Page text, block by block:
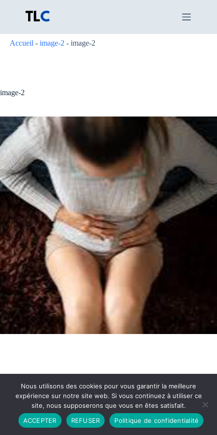
Accueil - image-2 - image-2
image-2
Partenariat Contact
Politique de Confidentialité
CGU
Copyright © 2026 - Propulsé par DIEUDUDIABLE
Nous utilisons des cookies pour vous garantir la meilleure
expérience sur notre site web. Si vous continuez à utiliser ce
site, nous supposerons que vous en êtes satisfait.
ACCEPTER
REFUSER Politique de confidentialité